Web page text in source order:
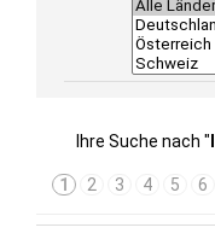
Ihre Suche nach "
1 2 3 4 5 6